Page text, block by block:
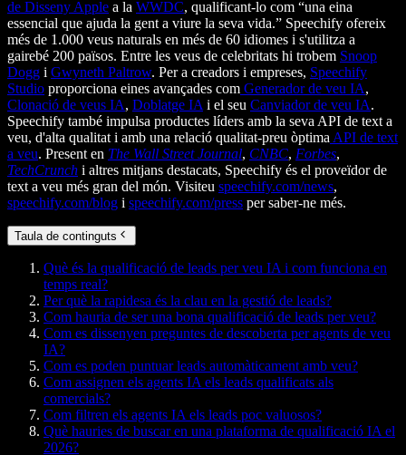
de Disseny Apple a la WWDC, qualificant-lo com “una eina
essencial que ajuda la gent a viure la seva vida.” Speechify ofereix
més de 1.000 veus naturals en més de 60 idiomes i s'utilitza a
gairebé 200 països. Entre les veus de celebritats hi trobem Snoop
Dogg i Gwyneth Paltrow. Per a creadors i empreses, Speechify
Studio proporciona eines avançades com Generador de veu IA,
Clonació de veus IA, Doblatge IA i el seu Canviador de veu IA.
Speechify també impulsa productes líders amb la seva API de text a
veu, d'alta qualitat i amb una relació qualitat-preu òptima API de text
a veu. Present en The Wall Street Journal, CNBC, Forbes,
TechCrunch i altres mitjans destacats, Speechify és el proveïdor de
text a veu més gran del món. Visiteu speechify.com/news,
speechify.com/blog i speechify.com/press per saber-ne més.
Taula de continguts
Què és la qualificació de leads per veu IA i com funciona en
temps real?
Per què la rapidesa és la clau en la gestió de leads?
Com hauria de ser una bona qualificació de leads per veu?
Com es dissenyen preguntes de descoberta per agents de veu
IA?
Com es poden puntuar leads automàticament amb veu?
Com assignen els agents IA els leads qualificats als
comercials?
Com filtren els agents IA els leads poc valuosos?
Què hauries de buscar en una plataforma de qualificació IA el
2026?